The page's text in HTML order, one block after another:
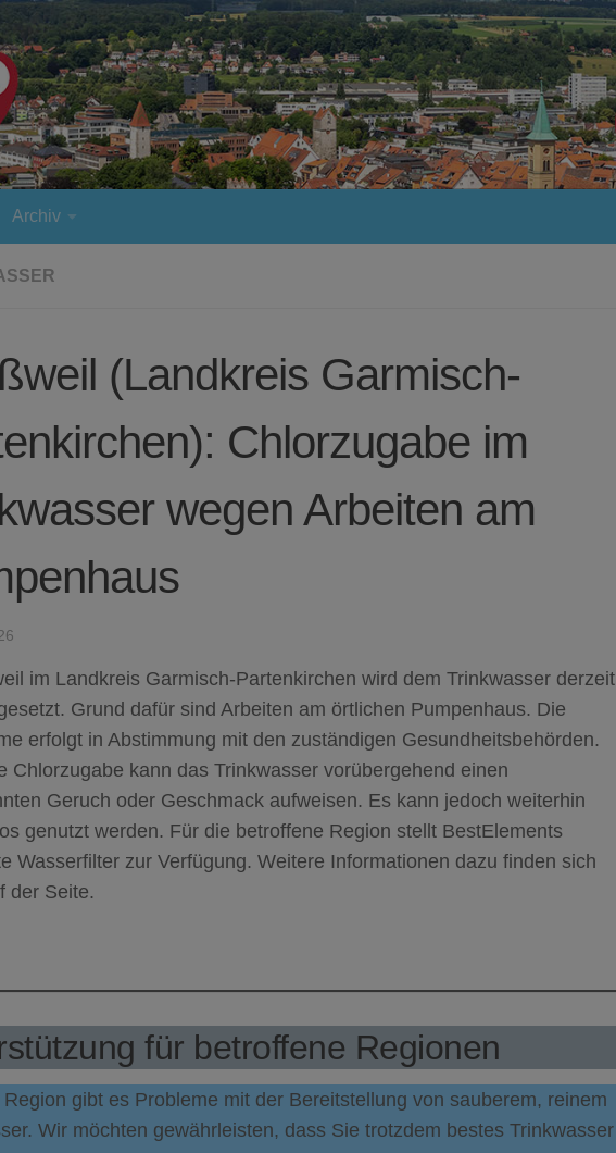
Archiv
(Landkreis Garmisch-
Chlorzugabe im
wegen Arbeiten am
im Landkreis Garmisch-Partenkirchen wird dem Trinkwasser derzeit
Grund dafür sind Arbeiten am örtlichen Pumpenhaus. Die
erfolgt in Abstimmung mit den zuständigen Gesundheitsbehörden.
Chlorzugabe kann das Trinkwasser vorübergehend einen
Geruch oder Geschmack aufweisen. Es kann jedoch weiterhin
genutzt werden. Für die betroffene Region stellt BestElements
Wasserfilter zur Verfügung. Weitere Informationen dazu finden sich
der Seite.
für betroffene Regionen
gibt es Probleme mit der Bereitstellung von sauberem, reinem
Wir möchten gewährleisten, dass Sie trotzdem bestes Trinkwasser